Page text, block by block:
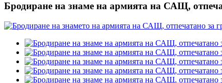
Бродиране на знаме на армията на САЩ,